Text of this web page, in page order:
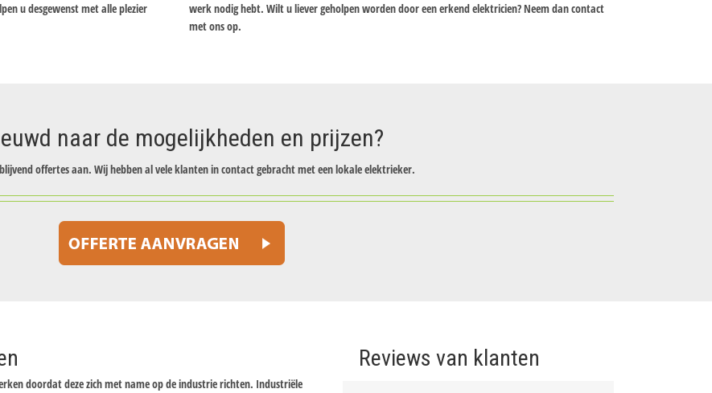
u desgewenst met alle plezier
werk nodig hebt. Wilt u liever geholpen worden door een erkend elektricien? Neem dan contact
met ons op.
naar de mogelijkheden en prijzen?
offertes aan. Wij hebben al vele klanten in contact gebracht met een lokale elektrieker.
doordat deze zich met name op de industrie richten. Industriële
Reviews van klanten